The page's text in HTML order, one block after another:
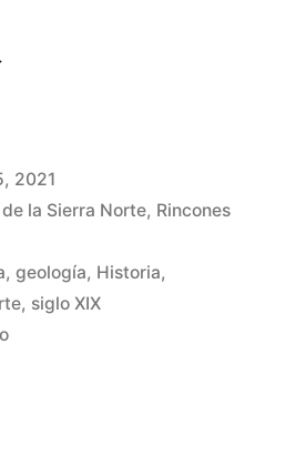
2021
la Sierra Norte, Rincones
, geología, Historia,
, siglo XIX
en